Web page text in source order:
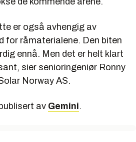
er også avhengig av
for råmaterialene. Den biten
ennå. Men det er helt klart
sier senioringeniør Ronny
Norway AS.
av Gemini.